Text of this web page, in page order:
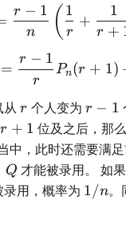
\frac{r-
n
r − 1 ( r
1
+
r +
1
P_n(r) =
=
r
r − 1
Pn(r + 1)
从 r
r 个人变为 r
−
1
r − 1
r
+
1
r + 1 位及之后，那
中，此时还需要满
Q
Q 才能被录用。 如果
用，概率为 1/n
1/n。